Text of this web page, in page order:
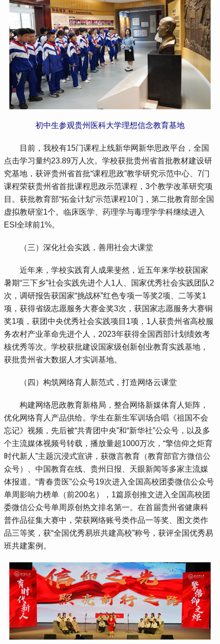
初中生参观贵州医科大学理想信念教育基地
目前，我校有15门课程上线新华网新华思政平台，全国
点击学习量约23.89万人次。学校获批贵州省首批教材建设研
究基地，获评贵州省首批“课程思政”教学研究示范中心、7门
课程荣获贵州省首批课程思政示范课程，3个教学改革研究项
目。获批教育部“拓金计划”示范课程10门，第二批教育部全国
虚拟教研室1个。临床医学、药理学与毒理学学科继续进入
ESI全球前1%。
（三）深化社会实践，善用社会大课堂
近年来，学校实践育人成果斐然，近五年来学校获国家
暑期“三下乡”社会实践先进个人1人、国家优秀社会实践团队2
次，调研报告获国家“挑战杯”红色专项一等奖2项、二等奖1
项，获得省级志愿服务大赛金奖3次，获国家志愿服务大赛铜
奖1项，获团中央优秀社会实践项目1项，1人获贵州省高校服
务农村产业革命先进个人，2023年获得全国西部计划绩效考
核优秀等次。学校获批建设国家级创新创业教育实践基地，
获批贵州省大数据人才实训基地。
（四）构筑网络育人新范式，打造网络云课堂
构建网络思政教育新格局，整合网络新媒体育人矩阵，
优化网络育人产品供给。学生在新生军训场合唱《祖国不会
忘记》视频，先后被“共青团中央”和“新华社”公众号，以及多
个主流媒体视频号转载，播放量超1000万次，“擎信仰之炬育
时代新人”主题沉浸式宣讲，获微言教育（教育部官方微信公
众号）、中国教育在线、贵州日报、天眼新闻等多家主流媒
体报道。“青春贵医”公众号19次进入全国高校团委微信公众号
单周影响力榜单（前200名），1篇原创推文进入全国高校团
委微信公众号单周原创热文排名第一。在首届贵州省健康科
普作品征集大赛中，荣获网络账号类作品一等奖、图文类作
品三等奖，获“全国优秀易班共建高校”称号，获评全国优秀易
班共建案例。